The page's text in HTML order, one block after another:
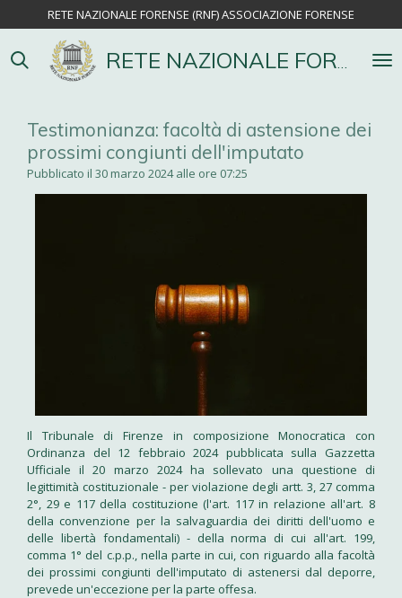
contenuto
principale
RETE NAZIONALE FORENSE
RETE NAZIONALE FORENSE (RNF) ASSOCIAZIONE FORENSE
Testimonianza: facoltà di astensione dei
prossimi congiunti dell'imputato
Pubblicato il 30 marzo 2024 alle ore 07:25
Il Tribunale di Firenze in composizione Monocratica con
Ordinanza del 12 febbraio 2024 pubblicata sulla Gazzetta
Ufficiale il 20 marzo 2024 ha sollevato una questione di
legittimità costituzionale - per violazione degli artt. 3, 27 comma
2°, 29 e 117 della costituzione (l'art. 117 in relazione all'art. 8
della convenzione per la salvaguardia dei diritti dell'uomo e
delle libertà fondamentali) - della norma di cui all'art. 199,
comma 1° del c.p.p., nella parte in cui, con riguardo alla facoltà
dei prossimi congiunti dell'imputato di astenersi dal deporre,
prevede un'eccezione per la parte offesa.